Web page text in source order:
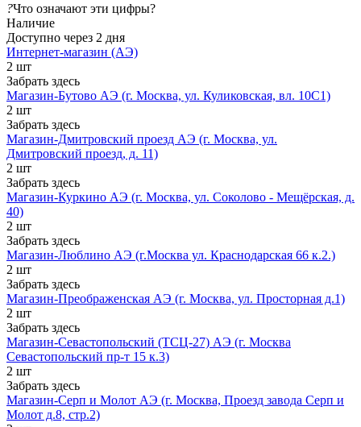
?Что означают эти цифры?
Наличие
Доступно через 2 дня
Интернет-магазин (АЭ)
2 шт
Забрать здесь
Магазин-Бутово АЭ (г. Москва, ул. Куликовская, вл. 10С1)
2 шт
Забрать здесь
Магазин-Дмитровский проезд АЭ (г. Москва, ул.
Дмитровский проезд, д. 11)
2 шт
Забрать здесь
Магазин-Куркино АЭ (г. Москва, ул. Соколово - Мещёрская, д.
40)
2 шт
Забрать здесь
Магазин-Люблино АЭ (г.Москва ул. Краснодарская 66 к.2.)
2 шт
Забрать здесь
Магазин-Преображенская АЭ (г. Москва, ул. Просторная д.1)
2 шт
Забрать здесь
Магазин-Севастопольский (ТСЦ-27) АЭ (г. Москва
Севастопольский пр-т 15 к.3)
2 шт
Забрать здесь
Магазин-Серп и Молот АЭ (г. Москва, Проезд завода Серп и
Молот д.8, стр.2)